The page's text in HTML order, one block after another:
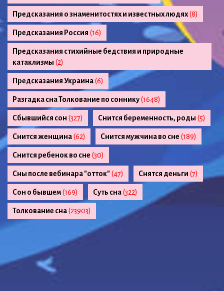
Предсказания о знаменитостях и известных людях(8)
Предсказания Россия (16)
Предсказания стихийные бедствия и природные
катаклизмы (2)
Предсказания Украина(6)
Разгадка сна Толкование по соннику(1648)
Сбывшийся сон (327) Снится беременность, роды (5)
Снится женщина(62) Снится мужчина во сне (189)
Снится ребенок во сне (30)
Сны после вебинара "отток"(47) Снятся деньги (7)
Сон о бывшем(169) Суть сна(322)
Толкование сна(23903)